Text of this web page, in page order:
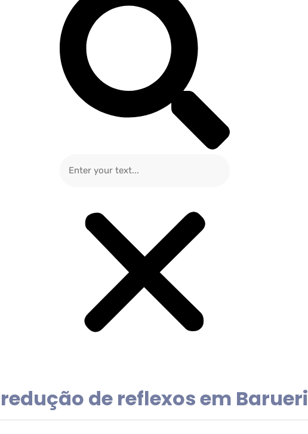
de reflexos em Barueri